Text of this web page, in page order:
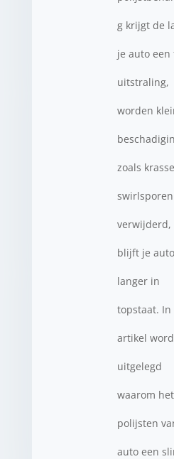
g krijgt de
je auto een
uitstraling,
worden
zoals
swirlsporen
verwijderd,
blijft je auto
langer in
topstaat.
artikel
uitgelegd
waarom het
polijsten
auto een